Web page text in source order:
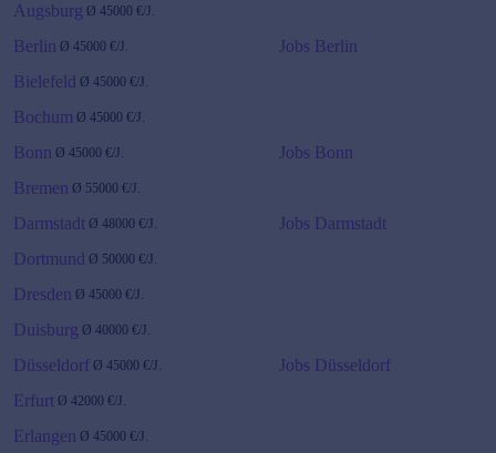
Augsburg Ø 45000 €/J.
Berlin Ø 45000 €/J.
Jobs Berlin
Bielefeld Ø 45000 €/J.
Bochum Ø 45000 €/J.
Bonn Ø 45000 €/J.
Jobs Bonn
Bremen Ø 55000 €/J.
Darmstadt Ø 48000 €/J.
Jobs Darmstadt
Dortmund Ø 50000 €/J.
Dresden Ø 45000 €/J.
Duisburg Ø 40000 €/J.
Düsseldorf Ø 45000 €/J.
Jobs Düsseldorf
Erfurt Ø 42000 €/J.
Erlangen Ø 45000 €/J.